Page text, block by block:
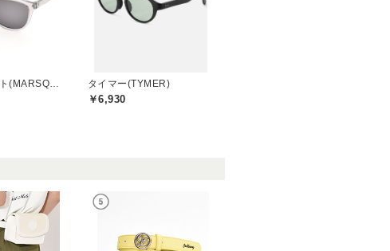
タイマー(TYMER)
￥6,930